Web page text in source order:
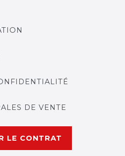
DE VENTE
LE CONTRAT